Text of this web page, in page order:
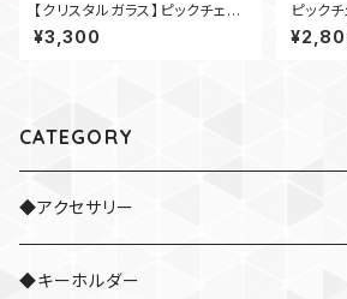
【クリスタルガラス】ピックチェー
ンネックレス
¥3,300
ピック
CATEGORY
◆アクセサリー
・ネックレス
◆キーホルダー